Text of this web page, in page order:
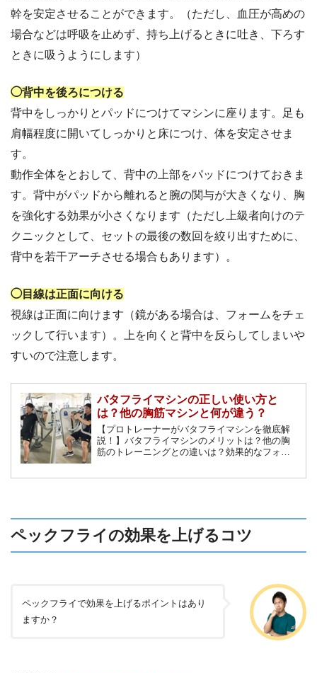
幹を安定させることができます。（ただし、血圧が高めの
場合などは呼吸を止めず、持ち上げるときに吐き、下ろす
ときに吸うようにします）
◯背中を後ろにつける
背中をしっかりとパッドにつけてマシンに座ります。足も
肩幅程度に開いてしっかりと床につけ、体を安定させま
す。
動作全体をとおして、背中の上部をパッドにつけておきま
す。背中がパッドから離れると腕の関与が大きくなり、胸
を強化する効果が小さくなります（ただし上級者向けのテ
クニックとして、セットの最後の数回を絞り出すために、
背中を若干アーチさせる場合もあります）。
◯目線は正面に向ける
視線は正面に向けます（鏡がある場合は、フォームをチェ
ックして行います）。上を向くと背中を反らしてしまいや
すいので注意します。
バタフライマシンの正しい使い方と
は？他の胸筋マシンと何が違う？
【プロトレーナーがバタフライマシンを徹底解
説！】バタフライマシンのメリットは？他の胸
筋のトレーニングとの違いは？効果的なフォー
ペックフライの効果を上げるコツ
ペックフライで効果を上げるポイントはあり
ますか？